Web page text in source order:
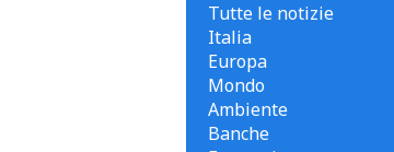
Tutte le notizie
Italia
Europa
Mondo
Ambiente
Banche